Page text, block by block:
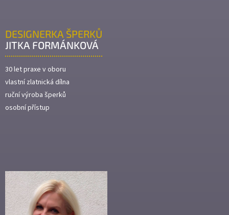
DESIGNERKA ŠPERKŮ
JITKA FORMÁNKOVÁ
30 let praxe v oboru
vlastní zlatnická dílna
ruční výroba šperků
osobní přístup